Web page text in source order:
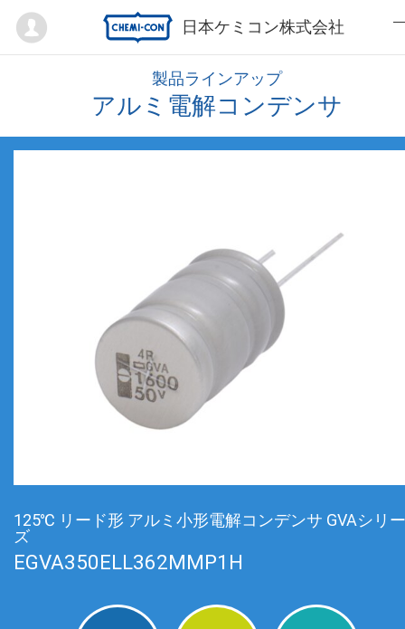
日本ケミコン株式会社
Mypage
製品ラインアップ
アルミ電解コンデンサ
125℃ リード形 アルミ小形電解コンデンサ GVAシリー
ズ
EGVA350ELL362MMP1H